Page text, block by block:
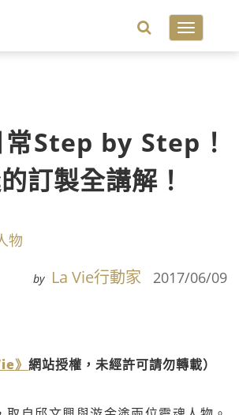
Toggle
Step by Step！
訂製全講解！
物
by La Vie行動家 2017/06/09
》 網站授權，未經許可請勿轉載）